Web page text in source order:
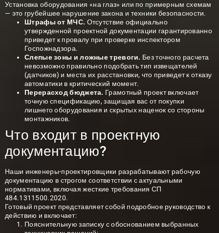
Установка оборудования «на глаз» или по примерным схемам
— это грубейшее нарушение закона и техники безопасности.
Штрафы от МЧС. Отсутствие официально
утвержденной проектной документации гарантированно
приведет к провалу при проверке инспектором
Госпожнадзора.
Слепые зоны и ложные тревоги. Без точного расчета
невозможно правильно подобрать тип извещателей
(датчиков) и места их расстановки, что приведет к отказу
автоматики в критический момент.
Перерасход бюджета. Грамотный проект включает
точную спецификацию, защищая вас от покупки
лишнего оборудования и скрытых наценок со стороны
монтажников.
Что входит в проектную
документацию?
Наши инженеры-проектировщики разрабатывают рабочую
документацию в строгом соответствии с актуальными
нормативами, включая жесткие требования СП
484.1311500.2020.
Готовый проект представляет собой подробное руководство к
действию и включает:
Пояснительную записку с обоснованием выбранных